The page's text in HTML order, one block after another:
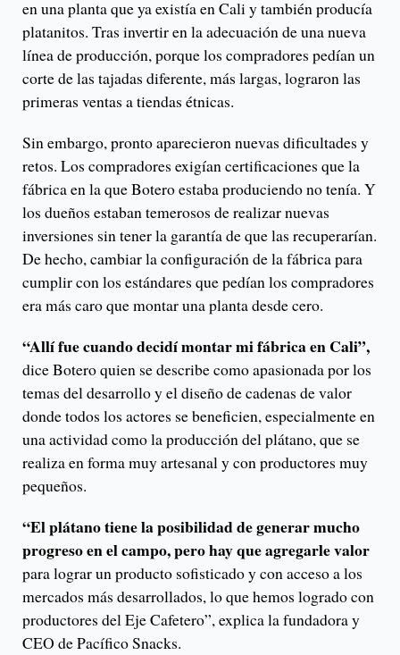
en una planta que ya existía en Cali y también producía
platanitos. Tras invertir en la adecuación de una nueva
línea de producción, porque los compradores pedían un
corte de las tajadas diferente, más largas, lograron las
primeras ventas a tiendas étnicas.
Sin embargo, pronto aparecieron nuevas dificultades y
retos. Los compradores exigían certificaciones que la
fábrica en la que Botero estaba produciendo no tenía. Y
los dueños estaban temerosos de realizar nuevas
inversiones sin tener la garantía de que las recuperarían.
De hecho, cambiar la configuración de la fábrica para
cumplir con los estándares que pedían los compradores
era más caro que montar una planta desde cero.
“Allí fue cuando decidí montar mi fábrica en Cali”,
dice Botero quien se describe como apasionada por los
temas del desarrollo y el diseño de cadenas de valor
donde todos los actores se beneficien, especialmente en
una actividad como la producción del plátano, que se
realiza en forma muy artesanal y con productores muy
pequeños.
“El plátano tiene la posibilidad de generar mucho
progreso en el campo, pero hay que agregarle valor
para lograr un producto sofisticado y con acceso a los
mercados más desarrollados, lo que hemos logrado con
productores del Eje Cafetero”, explica la fundadora y
CEO de Pacífico Snacks.